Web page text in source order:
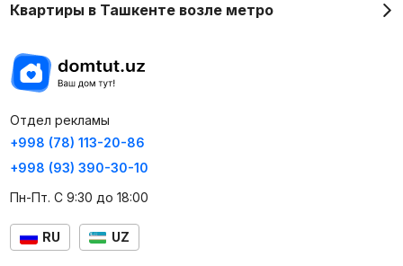
Квартиры в Ташкенте возле метро
Отдел рекламы
+998 (78) 113-20-86
+998 (93) 390-30-10
Пн-Пт. С 9:30 до 18:00
RU UZ